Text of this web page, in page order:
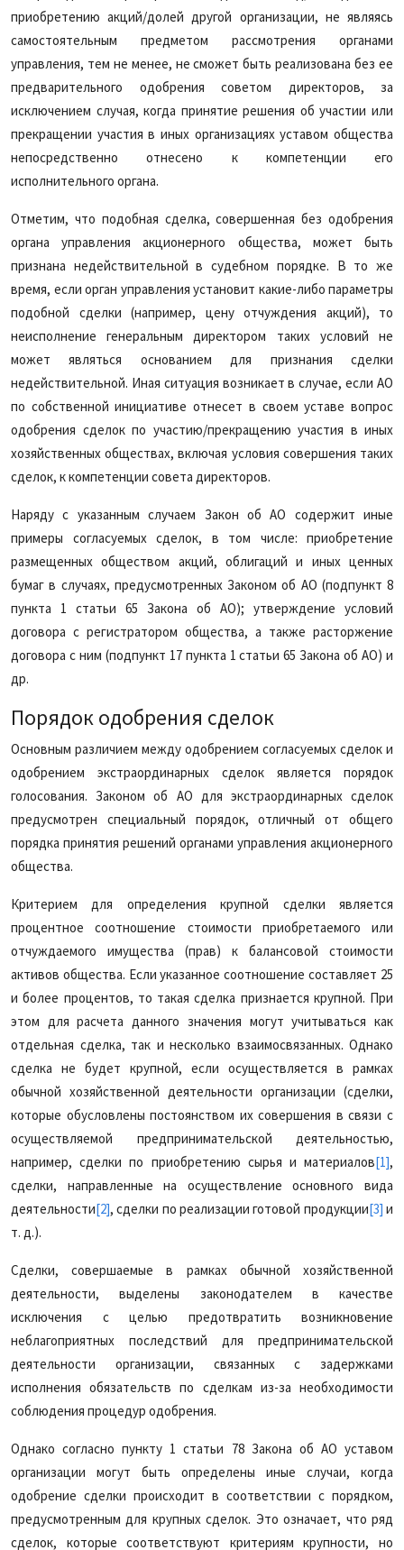
приобретению акций/долей другой организации, не являясь
самостоятельным предметом рассмотрения органами
управления, тем не менее, не сможет быть реализована без ее
предварительного одобрения советом директоров, за
исключением случая, когда принятие решения об участии или
прекращении участия в иных организациях уставом общества
непосредственно отнесено к компетенции его
исполнительного органа.
Отметим, что подобная сделка, совершенная без одобрения
органа управления акционерного общества, может быть
признана недействительной в судебном порядке. В то же
время, если орган управления установит какие-либо параметры
подобной сделки (например, цену отчуждения акций), то
неисполнение генеральным директором таких условий не
может являться основанием для признания сделки
недействительной. Иная ситуация возникает в случае, если АО
по собственной инициативе отнесет в своем уставе вопрос
одобрения сделок по участию/прекращению участия в иных
хозяйственных обществах, включая условия совершения таких
сделок, к компетенции совета директоров.
Наряду с указанным случаем Закон об АО содержит иные
примеры согласуемых сделок, в том числе: приобретение
размещенных обществом акций, облигаций и иных ценных
бумаг в случаях, предусмотренных Законом об АО (подпункт 8
пункта 1 статьи 65 Закона об АО); утверждение условий
договора с регистратором общества, а также расторжение
договора с ним (подпункт 17 пункта 1 статьи 65 Закона об АО) и
др.
Порядок одобрения сделок
Основным различием между одобрением согласуемых сделок и
одобрением экстраординарных сделок является порядок
голосования. Законом об АО для экстраординарных сделок
предусмотрен специальный порядок, отличный от общего
порядка принятия решений органами управления акционерного
общества.
Критерием для определения крупной сделки является
процентное соотношение стоимости приобретаемого или
отчуждаемого имущества (прав) к балансовой стоимости
активов общества. Если указанное соотношение составляет 25
и более процентов, то такая сделка признается крупной. При
этом для расчета данного значения могут учитываться как
отдельная сделка, так и несколько взаимосвязанных. Однако
сделка не будет крупной, если осуществляется в рамках
обычной хозяйственной деятельности организации (сделки,
которые обусловлены постоянством их совершения в связи с
осуществляемой предпринимательской деятельностью,
например, сделки по приобретению сырья и материалов[1],
сделки, направленные на осуществление основного вида
деятельности[2], сделки по реализации готовой продукции[3] и
т. д.).
Сделки, совершаемые в рамках обычной хозяйственной
деятельности, выделены законодателем в качестве
исключения с целью предотвратить возникновение
неблагоприятных последствий для предпринимательской
деятельности организации, связанных с задержками
исполнения обязательств по сделкам из-за необходимости
соблюдения процедур одобрения.
Однако согласно пункту 1 статьи 78 Закона об АО уставом
организации могут быть определены иные случаи, когда
одобрение сделки происходит в соответствии с порядком,
предусмотренным для крупных сделок. Это означает, что ряд
сделок, которые соответствуют критериям крупности, но